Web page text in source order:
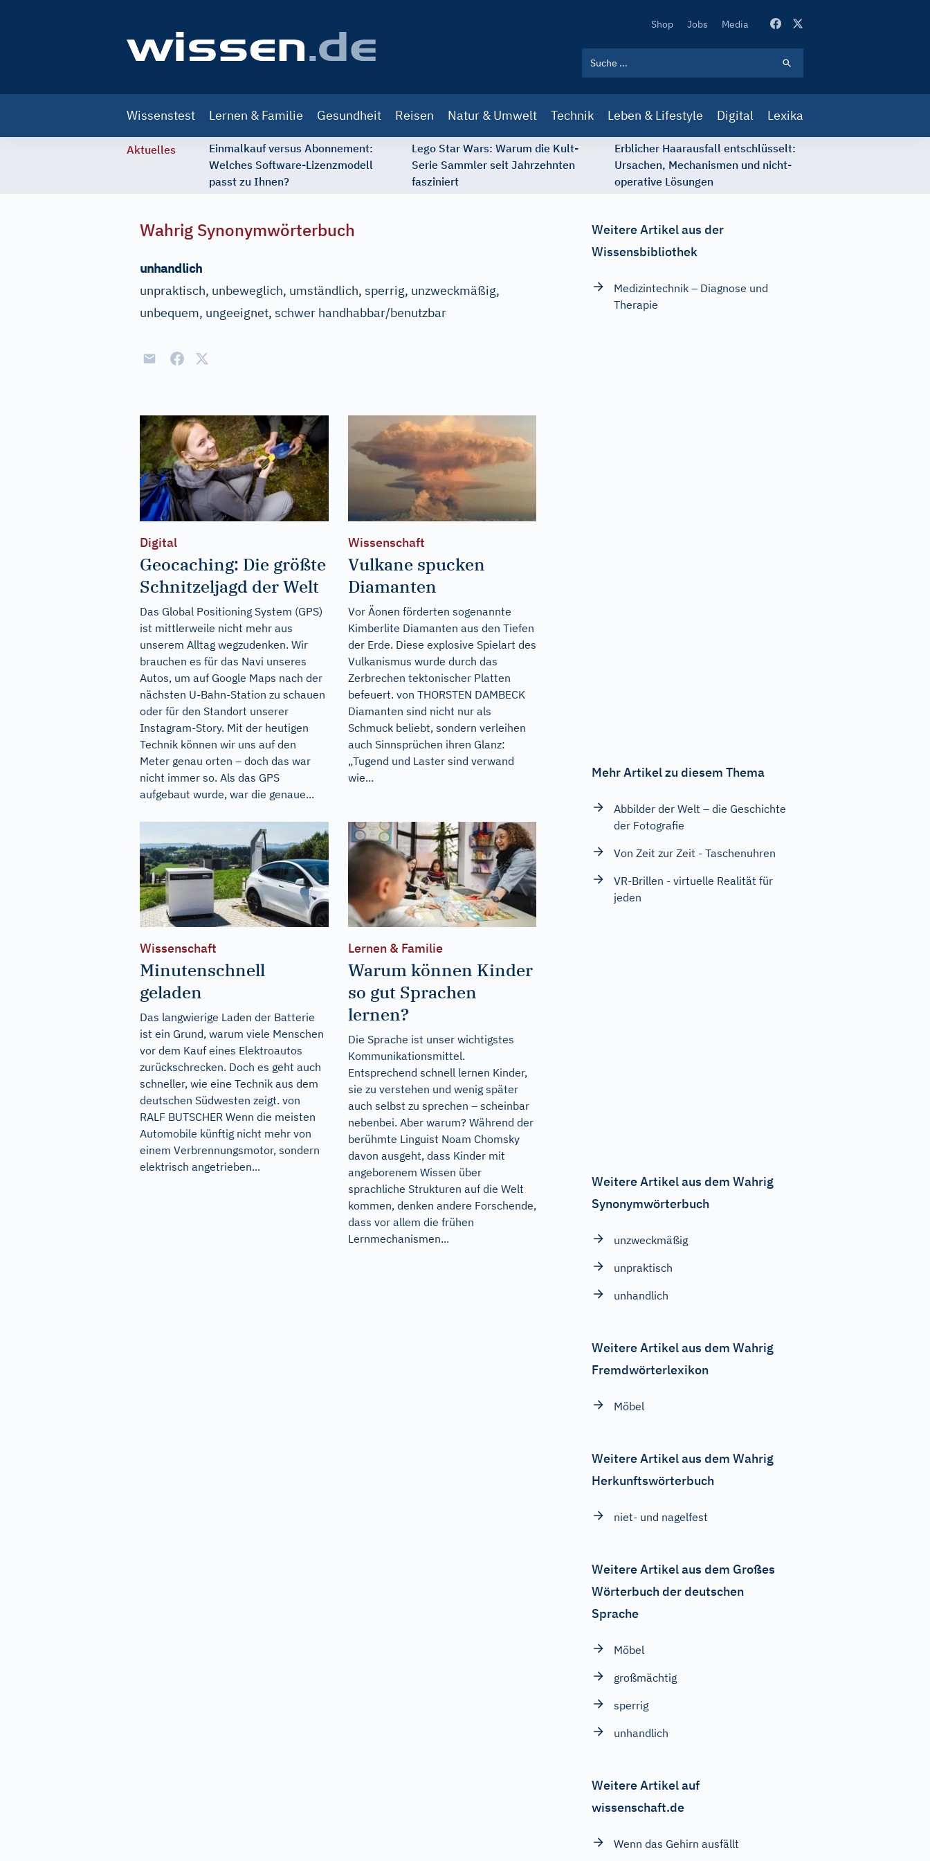
Secondary
Shop Jobs Media
navigation
Wissenstest Lernen & Familie Gesundheit Reisen Natur & Umwelt Technik Leben & Lifestyle Digital Lexika
Aktuelles
Einmalkauf versus Abonnement:
Welches Software-Lizenzmodell
passt zu Ihnen?
Lego Star Wars: Warum die Kult-
Serie Sammler seit Jahrzehnten
fasziniert
Erblicher Haarausfall entschlüsselt:
Ursachen, Mechanismen und nicht-
operative Lösungen
Wahrig Synonymwörterbuch
unhandlich
unpraktisch, unbeweglich, umständlich, sperrig, unzweckmäßig,
unbequem, ungeeignet, schwer handhabbar/benutzbar
Digital
Geocaching: Die größte
Schnitzeljagd der Welt
Das Global Positioning System (GPS)
ist mittlerweile nicht mehr aus
unserem Alltag wegzudenken. Wir
brauchen es für das Navi unseres
Autos, um auf Google Maps nach der
nächsten U-Bahn-Station zu schauen
oder für den Standort unserer
Instagram-Story. Mit der heutigen
Technik können wir uns auf den
Meter genau orten – doch das war
nicht immer so. Als das GPS
aufgebaut wurde, war die genaue...
Wissenschaft
Vulkane spucken
Diamanten
Vor Äonen förderten sogenannte
Kimberlite Diamanten aus den Tiefen
der Erde. Diese explosive Spielart des
Vulkanismus wurde durch das
Zerbrechen tektonischer Platten
befeuert. von THORSTEN DAMBECK
Diamanten sind nicht nur als
Schmuck beliebt, sondern verleihen
auch Sinnsprüchen ihren Glanz:
„Tugend und Laster sind verwand
wie...
Wissenschaft
Minutenschnell
geladen
Das langwierige Laden der Batterie
ist ein Grund, warum viele Menschen
vor dem Kauf eines Elektroautos
zurückschrecken. Doch es geht auch
schneller, wie eine Technik aus dem
deutschen Südwesten zeigt. von
RALF BUTSCHER Wenn die meisten
Automobile künftig nicht mehr von
einem Verbrennungsmotor, sondern
elektrisch angetrieben...
Lernen & Familie
Warum können Kinder
so gut Sprachen
lernen?
Die Sprache ist unser wichtigstes
Kommunikationsmittel.
Entsprechend schnell lernen Kinder,
sie zu verstehen und wenig später
auch selbst zu sprechen – scheinbar
nebenbei. Aber warum? Während der
berühmte Linguist Noam Chomsky
davon ausgeht, dass Kinder mit
angeborenem Wissen über
sprachliche Strukturen auf die Welt
kommen, denken andere Forschende,
dass vor allem die frühen
Lernmechanismen...
Weitere Artikel aus der
Wissensbibliothek
Medizintechnik – Diagnose und
Therapie
Mehr Artikel zu diesem Thema
Abbilder der Welt – die Geschichte
der Fotografie
Von Zeit zur Zeit - Taschenuhren
VR-Brillen - virtuelle Realität für
jeden
Weitere Artikel aus dem Wahrig
Synonymwörterbuch
unzweckmäßig
unpraktisch
unhandlich
Weitere Artikel aus dem Wahrig
Fremdwörterlexikon
Möbel
Weitere Artikel aus dem Wahrig
Herkunftswörterbuch
niet- und nagelfest
Weitere Artikel aus dem Großes
Wörterbuch der deutschen
Sprache
Möbel
großmächtig
sperrig
unhandlich
Weitere Artikel auf
wissenschaft.de
Wenn das Gehirn ausfällt